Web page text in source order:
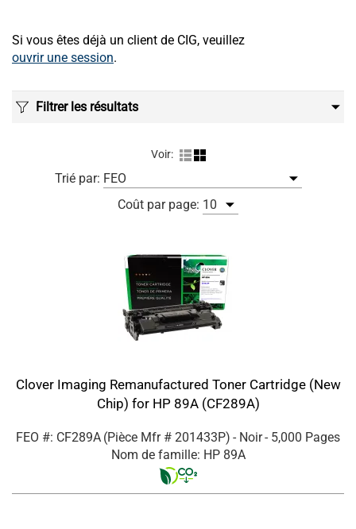
Si vous êtes déjà un client de CIG, veuillez
ouvrir une session.
Filtrer les résultats
Voir:
Trié par:
Coût par page:
Clover Imaging Remanufactured Toner Cartridge (New
Chip) for HP 89A (CF289A)
FEO #: CF289A (Pièce Mfr # 201433P) - Noir- 5,000 Pages
Nom de famille: HP 89A